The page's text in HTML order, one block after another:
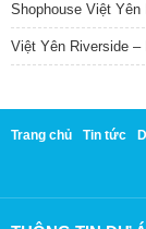
Shophouse Việt
Việt Yên Riverside
Trang chủ Tin tức